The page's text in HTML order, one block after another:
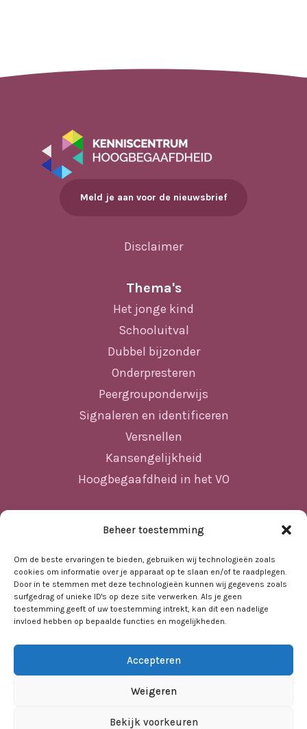
Beheer toestemming
Om de beste ervaringen te bieden, gebruiken wij technologieën zoals
cookies om informatie over je apparaat op te slaan en/of te raadplegen.
Door in te stemmen met deze technologieën kunnen wij gegevens zoals
surfgedrag of unieke ID's op deze site verwerken. Als je geen
toestemming geeft of uw toestemming intrekt, kan dit een nadelige
invloed hebben op bepaalde functies en mogelijkheden.
Accepteren
Weigeren
Bekijk voorkeuren
Meld je aan voor de nieuwsbrief
Disclaimer
Thema's
Het jonge kind
Schooluitval
Dubbel bijzonder
Onderpresteren
Peergrouponderwijs
Signaleren en identificeren
Versnellen
Kansengelijkheid
Hoogbegaafdheid in het VO
Home
Nieuws
Agenda
Kennisbank
Sociale kaart
Over ons
Contact